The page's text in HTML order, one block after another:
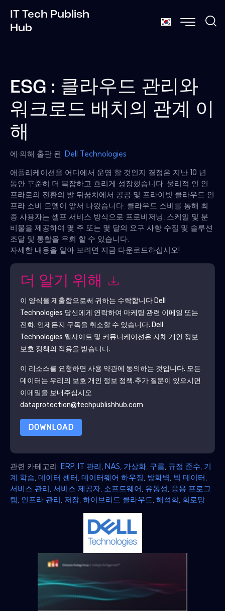
IT Tech Publish
Hub
ESG : 클라우드 관리와
워크로드 배치의 관계 이
해
에 의해 출판 된: Dell Technologies
애플리케이션을 어디에서 운영 할 것인지 결정은 지난 10 년
동안 꾸준히 더 복잡하고 흐리게 성장했습니다. 물리적 인 인
프라로의 전환의 발 뒤꿈치에서 공공 및 프라이빗 클라우드 인
프라 소비 모델이 앞서 나왔습니다. 클라우드 소비를 통해 최
종 사용자는 셀프 서비스 방식으로 프로비저닝, 스케일 및 분
비물을 제공하여 몇 주 또는 몇 달의 요구 사항 수집 및 솔루션
조달 및 통합을 우회 할 수 있습니다.
자세한 내용을 알아 보려면 지금 다운로드하십시오!
더 알기 위해
이 양식을 제출함으로써 귀하는 수락합니다 Dell
Technologies 당신에게 연락하여 마케팅 관련 이메일 또는
전화. 언제든지 구독을 취소할 수 있습니다. Dell
Technologies 웹사이트 및 커뮤니케이션은 자체 개인 정보
보호 정책의 적용을 받습니다.
이 리소스를 요청하면 사용 약관에 동의하는 것입니다. 모든
데이터는 우리의 보호 개인 정보 정책.추가 질문이 있으시면
이메일을 보내주십시오
dataprotection@techpublishhub.com
DOWNLOAD
관련 카테고리: ERP IT 관리 NAS 가상화 구름 규정 준수 기
계 학습 데이터 센터 데이터웨어 하우징 방화벽 빅 데이터
서비스 관리 서비스 제공자 소프트웨어 유동성 응용 프로그
램 인프라 관리 저장 하이브리드 클라우드 해석학 회로망